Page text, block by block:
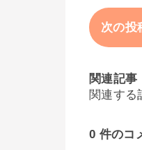
次の投
関連記事
関連する
0 件のコ